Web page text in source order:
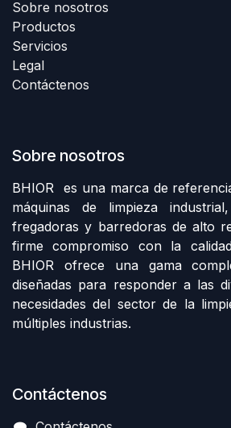
Sobre nosotros
Productos
Servicios
Legal
Contáctenos
Sobre nosotros
BHIOR es una marca de
máquinas de limpieza
fregadoras y barredoras de alto
firme compromiso con la
BHIOR ofrece una gama
diseñadas para responder a las
necesidades del sector de la
múltiples industrias.
Contáctenos